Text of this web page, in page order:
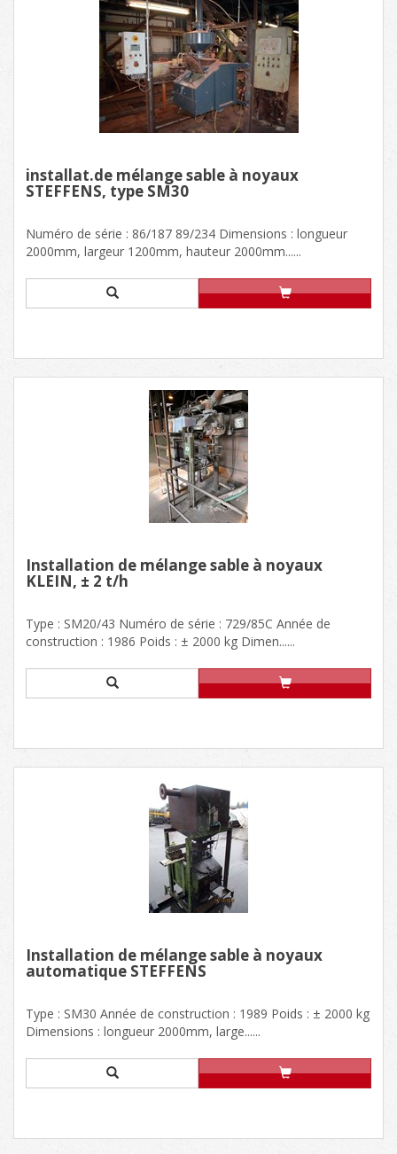
installat.de mélange sable à noyaux
STEFFENS, type SM30
Numéro de série : 86/187 89/234 Dimensions : longueur
2000mm, largeur 1200mm, hauteur 2000mm......
Installation de mélange sable à noyaux
KLEIN, ± 2 t/h
Type : SM20/43 Numéro de série : 729/85C Année de
construction : 1986 Poids : ± 2000 kg Dimen......
Installation de mélange sable à noyaux
automatique STEFFENS
Type : SM30 Année de construction : 1989 Poids : ± 2000 kg
Dimensions : longueur 2000mm, large......